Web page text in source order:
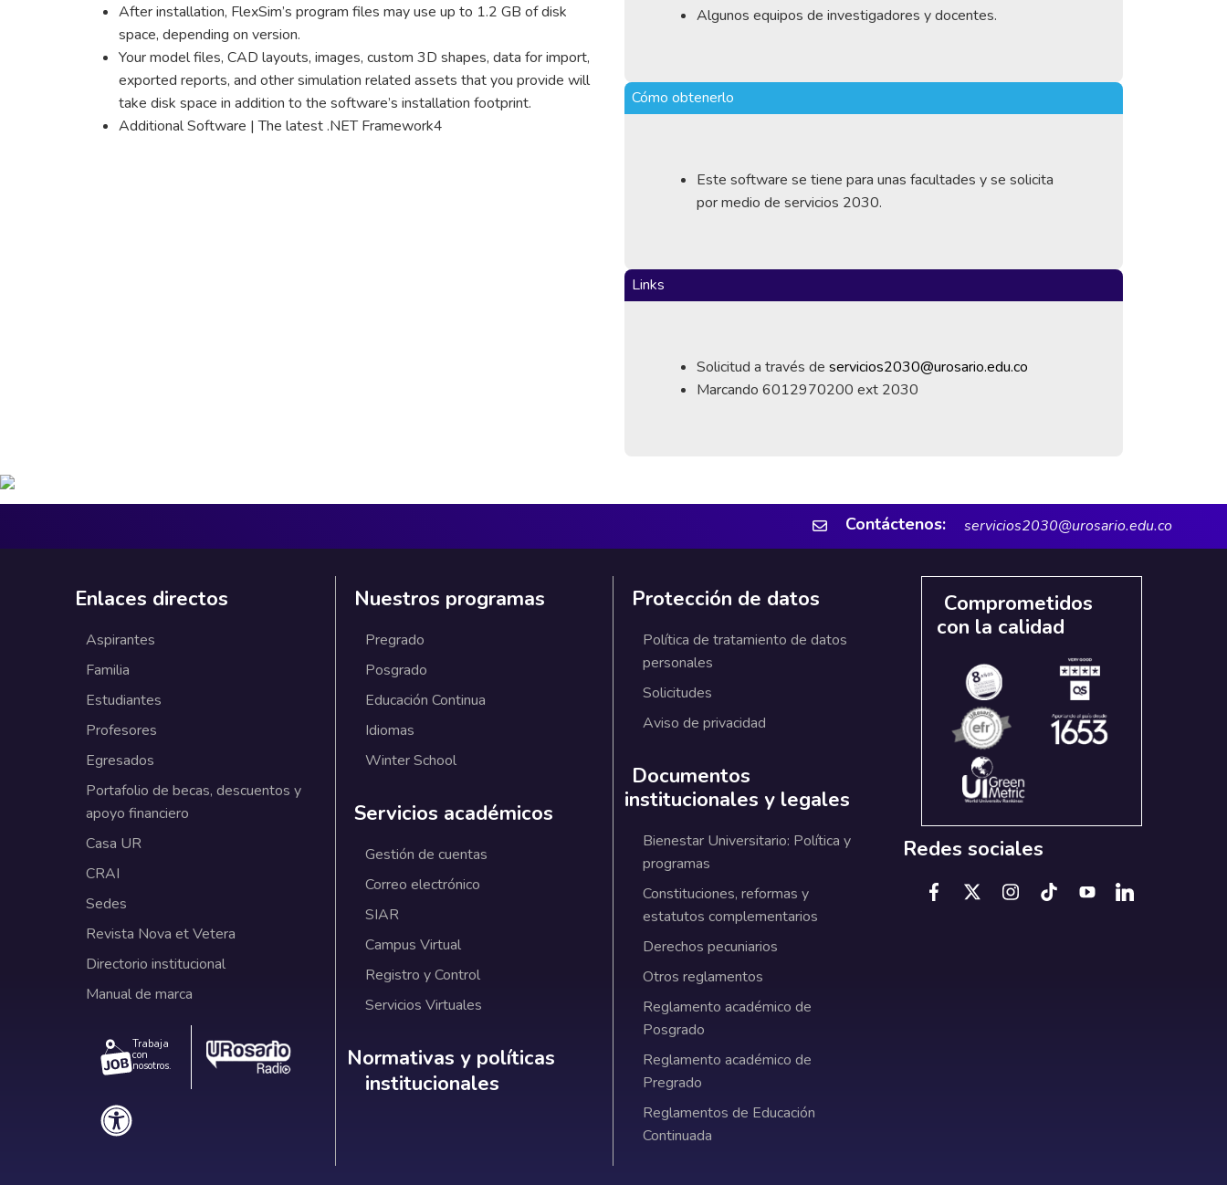
After installation, FlexSim’s program files may use up to 1.2 GB of disk
space, depending on version.
Your model files, CAD layouts, images, custom 3D shapes, data for import,
exported reports, and other simulation related assets that you provide will
take disk space in addition to the software’s installation footprint.
Additional Software | The latest .NET Framework4
Algunos equipos de investigadores y docentes.
Cómo obtenerlo
Este software se tiene para unas facultades y se solicita
por medio de servicios 2030.
Links
Solicitud a través deservicios2030@urosario.edu.co
Marcando 6012970200 ext 2030
Contáctenos: servicios2030@urosario.edu.co
Enlaces directos
Aspirantes
Familia
Estudiantes
Profesores
Egresados
Portafolio de becas, descuentos y
apoyo financiero
Casa UR
CRAI
Sedes
Revista Nova et Vetera
Directorio institucional
Manual de marca
Trabaja
con
nosotros.
Nuestros programas
Pregrado
Posgrado
Educación Continua
Idiomas
Winter School
Servicios académicos
Gestión de cuentas
Correo electrónico
SIAR
Campus Virtual
Registro y Control
Servicios Virtuales
Normativas y políticas institucionales
Normativas y políticas
institucionales
Protección de datos
Política de tratamiento de datos
personales
Solicitudes
Aviso de privacidad
Documentos
institucionales y legales
Bienestar Universitario: Política y
programas
Constituciones, reformas y
estatutos complementarios
Derechos pecuniarios
Otros reglamentos
Reglamento académico de
Posgrado
Reglamento académico de
Pregrado
Reglamentos de Educación
Continuada
Comprometidos
con la calidad
Redes sociales